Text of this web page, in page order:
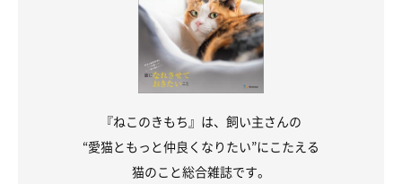
『ねこのきもち』は、飼い主さんの
“愛猫ともっと仲良くなりたい”にこたえる
猫のこと総合雑誌です。